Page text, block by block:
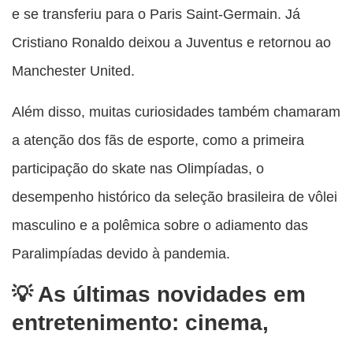
e se transferiu para o Paris Saint-Germain. Já
Cristiano Ronaldo deixou a Juventus e retornou ao
Manchester United.
Além disso, muitas curiosidades também chamaram
a atenção dos fãs de esporte, como a primeira
participação do skate nas Olimpíadas, o
desempenho histórico da seleção brasileira de vôlei
masculino e a polêmica sobre o adiamento das
Paralimpíadas devido à pandemia.
As últimas novidades em
entretenimento: cinema,